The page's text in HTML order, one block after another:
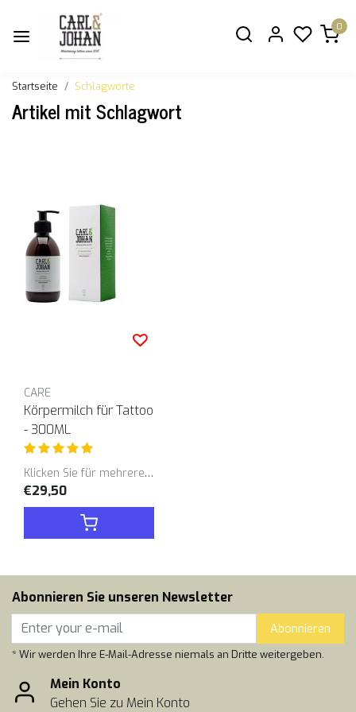
0
Startseite Schlagworte
Artikel mit Schlagwort
CARE
Körpermilch für Tattoo
- 300ML
Klicken Sie für mehrere Varianten
€29,50
Abonnieren Sie unseren Newsletter
Abonnieren
* Wir werden Ihre E-Mail-Adresse niemals an Dritte weitergeben.
Mein Konto
Gehen Sie zu Mein Konto